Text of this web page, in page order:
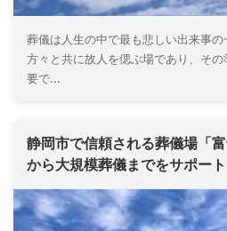
葬儀は人生の中で最も悲しい出来事
方々と共に故人を偲ぶ場であり、そ
要で...
静岡市で信頼される葬儀場「
から大規模葬儀までをサポート